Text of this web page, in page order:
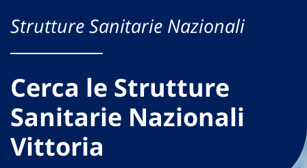
Strutture Sanitarie Nazionali
Cerca le Strutture
Sanitarie Nazionali
Vittoria